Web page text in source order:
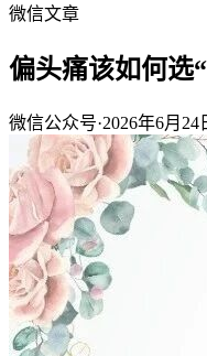
微信文章
偏头痛该如何选“
微信公众号·2026年6月24